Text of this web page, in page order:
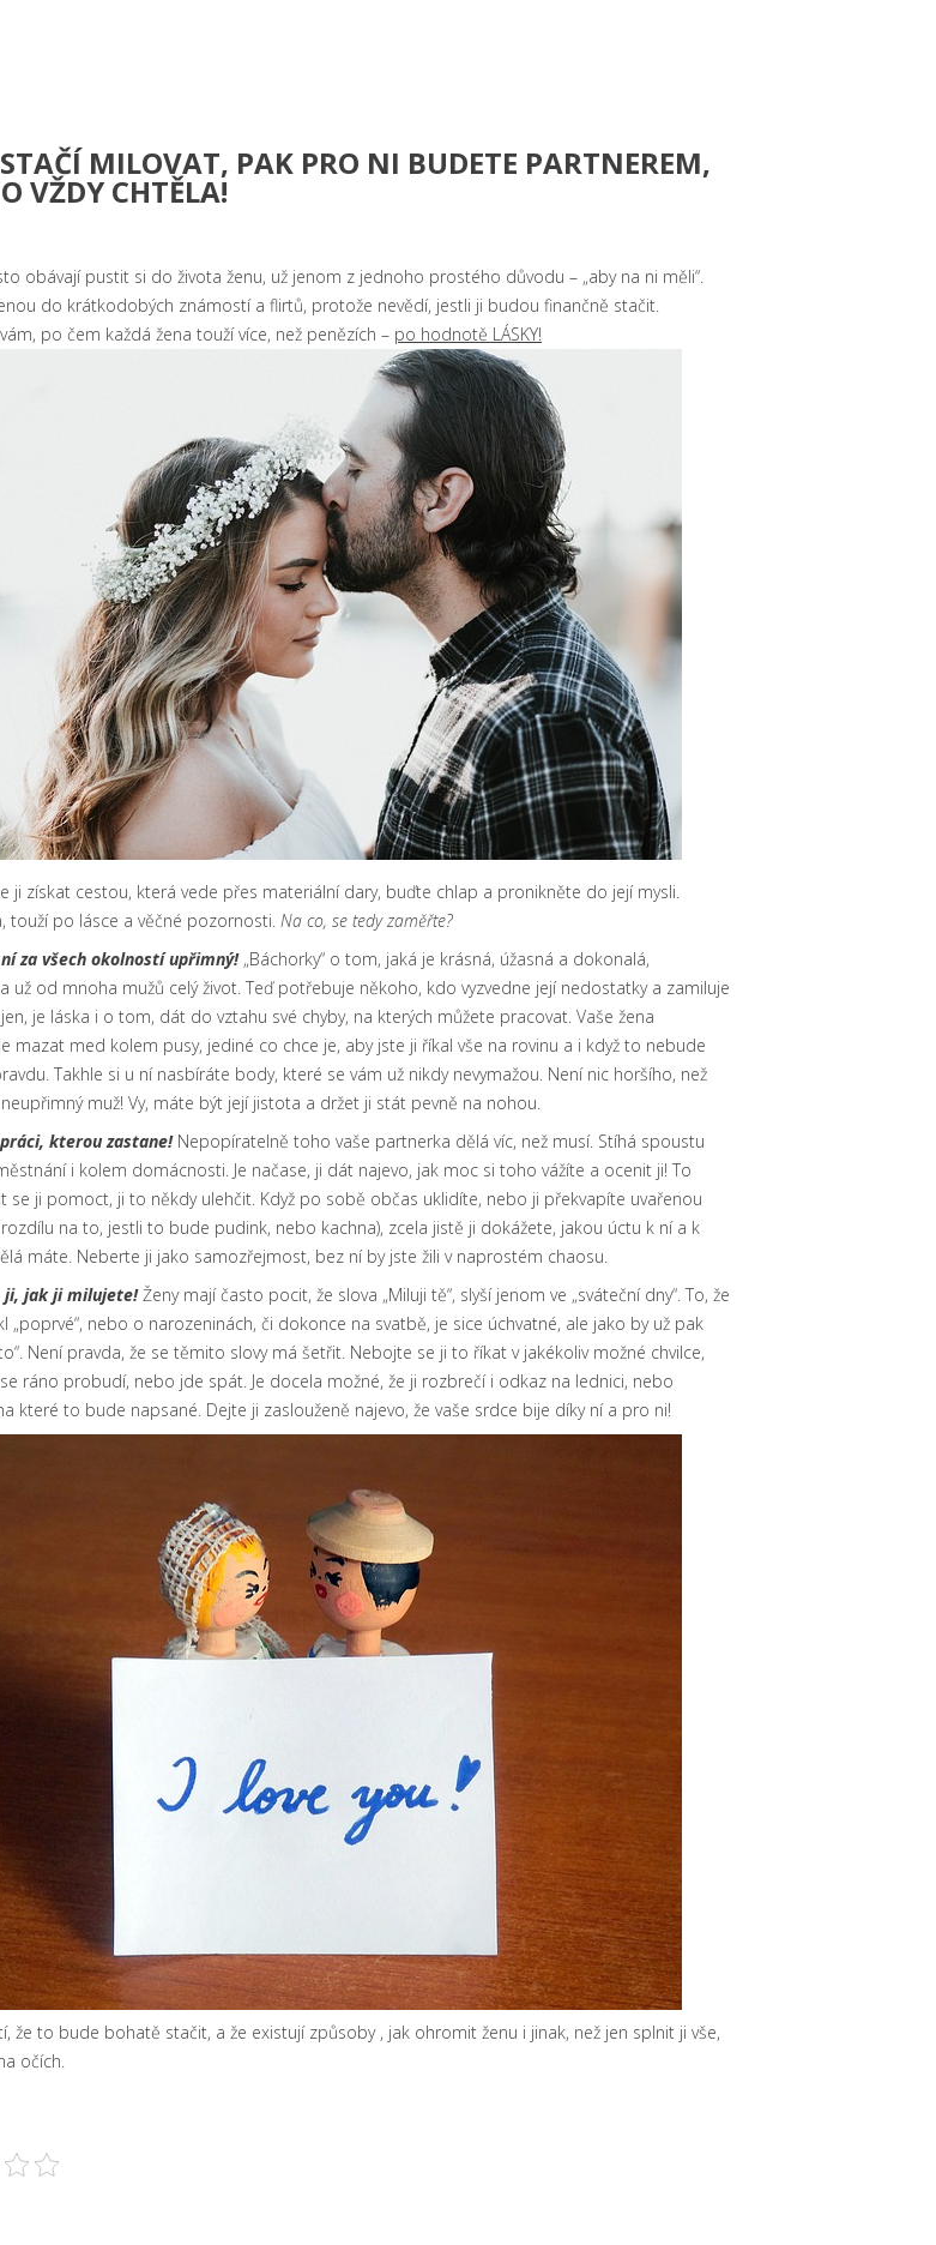
MILOVAT, PAK PRO NI BUDETE PARTNEREM,
VŽDY CHTĚLA!
obávají pustit si do života ženu, už jenom z jednoho prostého důvodu – „aby na ni měli“.
do krátkodobých známostí a flirtů, protože nevědí, jestli ji budou finančně stačit.
po čem každá žena touží více, než penězích – po hodnotě LÁSKY!
ji získat cestou, která vede přes materiální dary, buďte chlap a pronikněte do její mysli.
touží po lásce a věčné pozornosti. Na co, se tedy zaměřte?
za všech okolností upřimný! „Báchorky“ o tom, jaká je krásná, úžasná a dokonalá,
už od mnoha mužů celý život. Teď potřebuje někoho, kdo vyzvedne její nedostatky a zamiluje
je láska i o tom, dát do vztahu své chyby, na kterých můžete pracovat. Vaše žena
mazat med kolem pusy, jediné co chce je, aby jste ji říkal vše na rovinu a i když to nebude
Takhle si u ní nasbíráte body, které se vám už nikdy nevymažou. Není nic horšího, než
muž! Vy, máte být její jistota a držet ji stát pevně na nohou.
kterou zastane!Nepopíratelně toho vaše partnerka dělá víc, než musí. Stíhá spoustu
i kolem domácnosti. Je načase, ji dát najevo, jak moc si toho vážíte a ocenit ji! To
se ji pomoct, ji to někdy ulehčit. Když po sobě občas uklidíte, nebo ji překvapíte uvařenou
na to, jestli to bude pudink, nebo kachna), zcela jistě ji dokážete, jakou úctu k ní a k
máte. Neberte ji jako samozřejmost, bez ní by jste žili v naprostém chaosu.
ji, jak ji milujete! Ženy mají často pocit, že slova „Miluji tě“, slyší jenom ve „sváteční dny“. To, že
„poprvé“, nebo o narozeninách, či dokonce na svatbě, je sice úchvatné, ale jako by už pak
Není pravda, že se těmito slovy má šetřit. Nebojte se ji to říkat v jakékoliv možné chvilce,
ráno probudí, nebo jde spát. Je docela možné, že ji rozbrečí i odkaz na lednici, nebo
které to bude napsané. Dejte ji zaslouženě najevo, že vaše srdce bije díky ní a pro ni!
že to bude bohatě stačit, a že existují způsoby , jak ohromit ženu i jinak, než jen splnit ji vše,
očích.